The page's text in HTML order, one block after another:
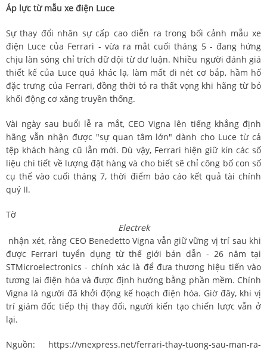
Áp lực từ mẫu xe điện Luce
Sự thay đổi nhân sự cấp cao diễn ra trong bối cảnh mẫu xe
điện Luce của Ferrari - vừa ra mắt cuối tháng 5 - đang hứng
chịu làn sóng chỉ trích dữ dội từ dư luận. Nhiều người đánh giá
thiết kế của Luce quá khác lạ, làm mất đi nét cơ bắp, hầm hố
đặc trưng của Ferrari, đồng thời tỏ ra thất vọng khi hãng từ bỏ
khối động cơ xăng truyền thống.
Vài ngày sau buổi lễ ra mắt, CEO Vigna lên tiếng khẳng định
hãng vẫn nhận được "sự quan tâm lớn" dành cho Luce từ cả
tệp khách hàng cũ lẫn mới. Dù vậy, Ferrari hiện giữ kín các số
liệu chi tiết về lượng đặt hàng và cho biết sẽ chỉ công bố con số
cụ thể vào cuối tháng 7, thời điểm báo cáo kết quả tài chính
quý II.
Tờ
Electrek
nhận xét, rằng CEO Benedetto Vigna vẫn giữ vững vị trí sau khi
được Ferrari tuyển dụng từ thế giới bán dẫn - 26 năm tại
STMicroelectronics - chính xác là để đưa thương hiệu tiến vào
tương lai điện hóa và được định hướng bằng phần mềm. Chính
Vigna là người đã khởi động kế hoạch điện hóa. Giờ đây, khi vị
trí giám đốc tiếp thị thay đổi, người kiến tạo chiến lược vẫn ở
lại.
Nguồn: https://vnexpress.net/ferrari-thay-tuong-sau-man-ra-